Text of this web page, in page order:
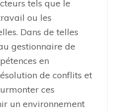
tels que le
ou les
Dans de telles
gestionnaire de
en
de conflits et
ces
un environnement